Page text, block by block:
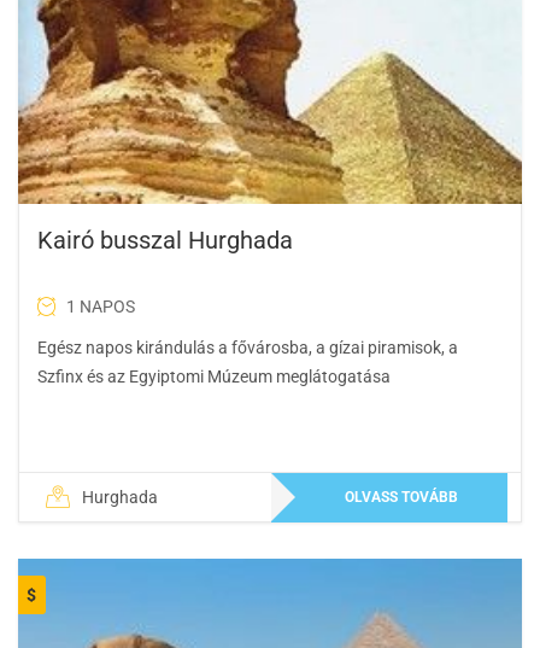
Kairó busszal Hurghada
1 NAPOS
Egész napos kirándulás a fővárosba, a gízai piramisok, a
Szfinx és az Egyiptomi Múzeum meglátogatása
Hurghada OLVASS TOVÁBB
$